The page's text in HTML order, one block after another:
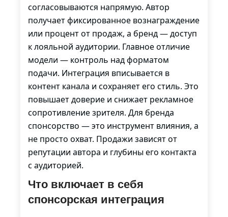
согласовываются напрямую. Автор
получает фиксированное вознаграждение
или процент от продаж, а бренд — доступ
к лояльной аудитории. Главное отличие
модели — контроль над форматом
подачи. Интеграция вписывается в
контент канала и сохраняет его стиль. Это
повышает доверие и снижает рекламное
сопротивление зрителя. Для бренда
спонсорство — это инструмент влияния, а
не просто охват. Продажи зависят от
репутации автора и глубины его контакта
с аудиторией.
Что включает в себя
спонсорская интеграция